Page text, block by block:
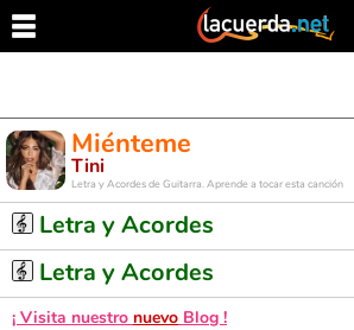
Miénteme
Tini
Letra y Acordes de Guitarra. Aprende a tocar esta canción
Letra y Acordes
Letra y Acordes
¡ Visita nuestro nuevo Blog !